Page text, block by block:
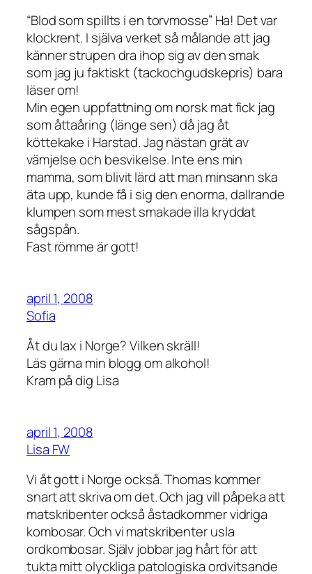
“Blod som spillts i en torvmosse” Ha! Det var
klockrent. I själva verket så målande att jag
känner strupen dra ihop sig av den smak
som jag ju faktiskt (tackochgudskepris) bara
läser om!
Min egen uppfattning om norsk mat fick jag
som åttaåring (länge sen) då jag åt
köttekake i Harstad. Jag nästan grät av
vämjelse och besvikelse. Inte ens min
mamma, som blivit lärd att man minsann ska
äta upp, kunde få i sig den enorma, dallrande
klumpen som mest smakade illa kryddat
sågspån.
Fast römme är gott!
april 1, 2008
Sofia
Åt du lax i Norge? Vilken skräll!
Läs gärna min blogg om alkohol!
Kram på dig Lisa
april 1, 2008
Lisa FW
Vi åt gott i Norge också. Thomas kommer
snart att skriva om det. Och jag vill påpeka att
matskribenter också åstadkommer vidriga
kombosar. Och vi matskribenter usla
ordkombosar. Själv jobbar jag hårt för att
tukta mitt olyckliga patologiska ordvitsande